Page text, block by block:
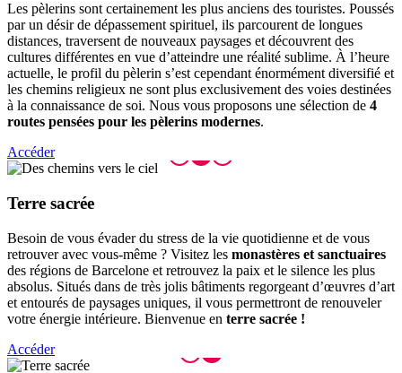
Les pèlerins sont certainement les plus anciens des touristes. Poussés
par un désir de dépassement spirituel, ils parcourent de longues
distances, traversent de nouveaux paysages et découvrent des
cultures différentes en vue d’atteindre une réalité sublime. À l’heure
actuelle, le profil du pèlerin s’est cependant énormément diversifié et
les chemins religieux ne sont plus exclusivement des voies destinées
à la connaissance de soi. Nous vous proposons une sélection de 4
routes pensées pour les pèlerins modernes.
Accéder
Terre sacrée
Besoin de vous évader du stress de la vie quotidienne et de vous
retrouver avec vous-même ? Visitez les monastères et sanctuaires
des régions de Barcelone et retrouvez la paix et le silence les plus
absolus. Situés dans de très jolis bâtiments regorgeant d’œuvres d’art
et entourés de paysages uniques, il vous permettront de renouveler
votre énergie intérieure. Bienvenue en terre sacrée !
Accéder